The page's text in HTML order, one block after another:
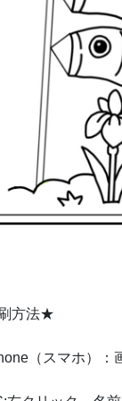
方法★
（スマホ）